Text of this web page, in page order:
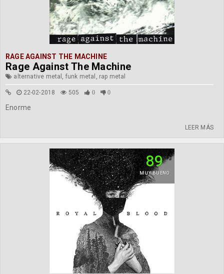
RAGE AGAINST THE MACHINE
Rage Against The Machine
alternative metal, funk metal, rap metal
22-02-2018 505 0 0
Enorme
LEER MÁS
89
MUY BUENO